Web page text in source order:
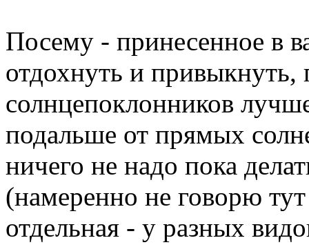
Посему - принесенное в
отдохнуть и
солнцепоклонников
подальше от прямых
ничего не надо пока
(намеренно не говорю
отдельная - у разных